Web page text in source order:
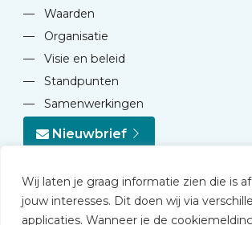
Wij laten je graag informatie zien die is
jouw interesses. Dit doen wij via
applicaties. Wanneer je de
—
Waarden
—
Organisatie
—
Visie en beleid
—
Standpunten
—
Samenwerkingen
Nieuwbrief